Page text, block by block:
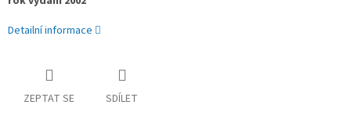
Detailní informace
ZEPTAT SE SDÍLET